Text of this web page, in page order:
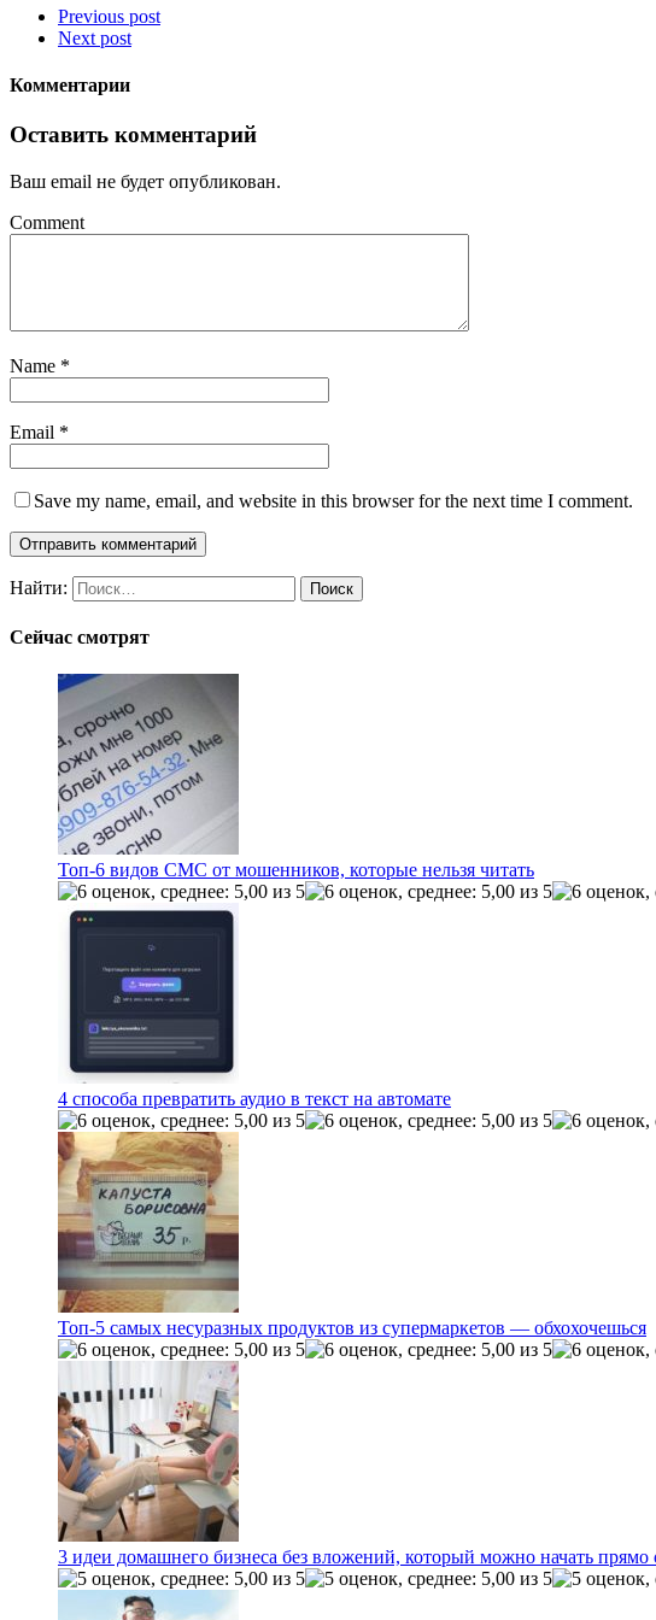
Previous post
Next post
Комментарии
Оставить комментарий
Ваш email не будет опубликован.
Comment
Name *
Email *
Save my name, email, and website in this browser for the next time I comment.
Найти:
Сейчас смотрят
Топ-6 видов СМС от мошенников, которые нельзя читать
4 способа превратить аудио в текст на автомате
Топ-5 самых несуразных продуктов из супермаркетов — обхохочешься
3 идеи домашнего бизнеса без вложений, который можно начать прямо